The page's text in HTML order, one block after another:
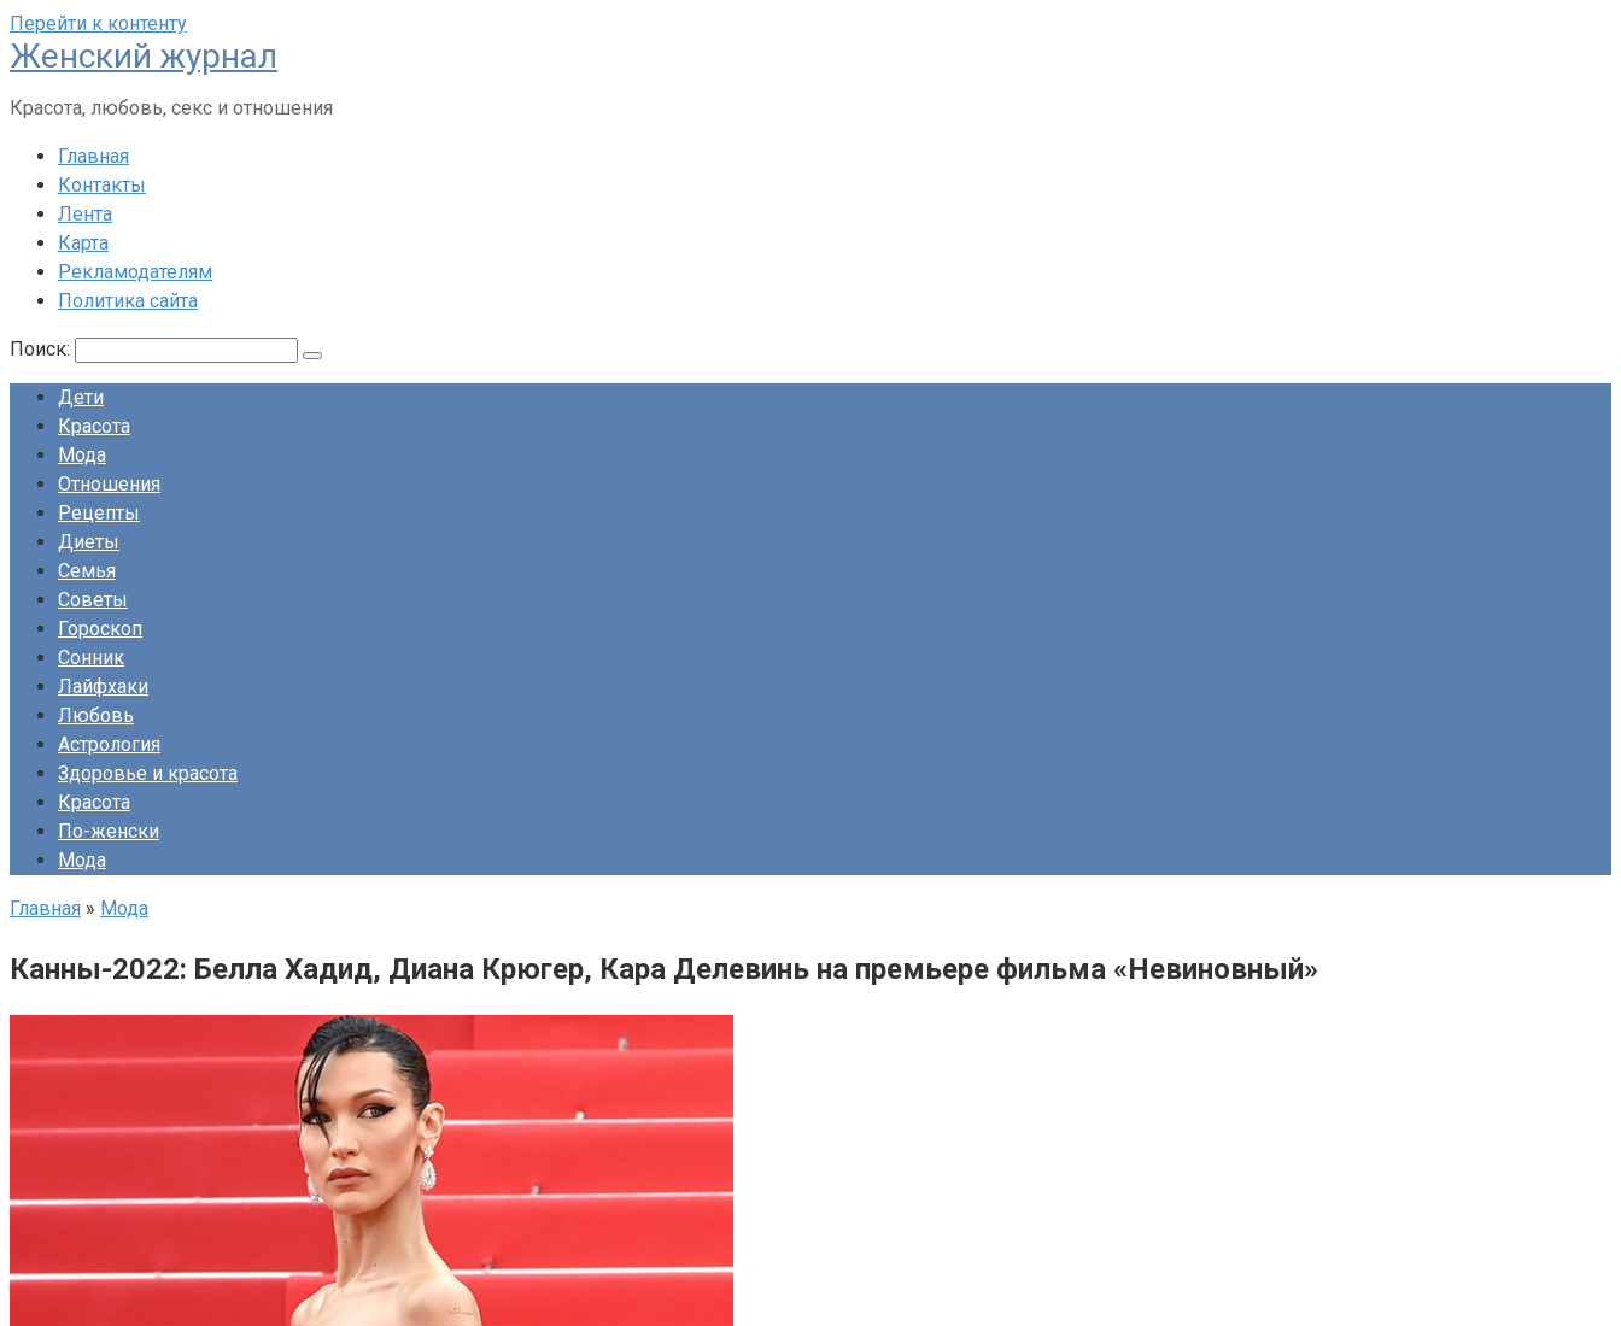
Перейти к контенту
Женский журнал
Красота, любовь, секс и отношения
Главная
Контакты
Лента
Карта
Рекламодателям
Политика сайта
Поиск:
Дети
Красота
Мода
Отношения
Рецепты
Диеты
Семья
Советы
Гороскоп
Сонник
Лайфхаки
Любовь
Астрология
Здоровье и красота
Красота
По-женски
Мода
Главная » Мода
Канны-2022: Белла Хадид, Диана Крюгер, Кара Делевинь на премьере фильма «Невиновный»